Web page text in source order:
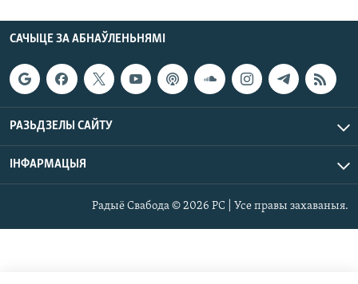
САЧЫЦЕ ЗА АБНАЎЛЕНЬНЯМІ
РАЗЬДЗЕЛЫ САЙТУ
ІНФАРМАЦЫЯ
Радыё Свабода © 2026 РС | Усе правы захаваныя.